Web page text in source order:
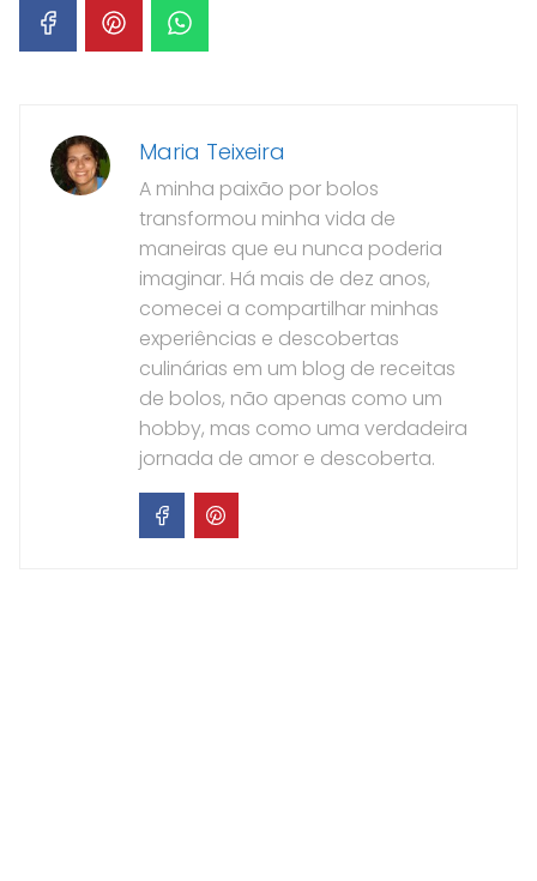
Maria Teixeira
A minha paixão por bolos
transformou minha vida de
maneiras que eu nunca poderia
imaginar. Há mais de dez anos,
comecei a compartilhar minhas
experiências e descobertas
culinárias em um blog de receitas
de bolos, não apenas como um
hobby, mas como uma verdadeira
jornada de amor e descoberta.